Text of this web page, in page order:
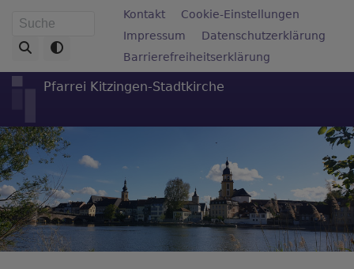
zum
Inhalt
Suche Fußbereichsmenü
Kontakt
Cookie-Einstellungen
Impressum
Datenschutzerklärung
Barrierefreiheitserklärung
Pfarrei Kitzingen-Stadtkirche